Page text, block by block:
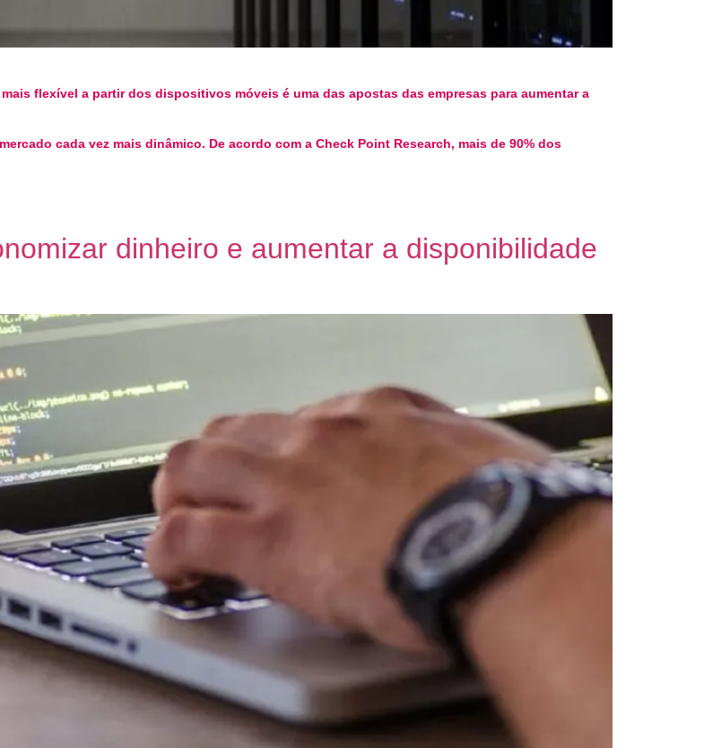
flexível a partir dos dispositivos móveis é uma das apostas das empresas para aumentar a
cada vez mais dinâmico. De acordo com a Check Point Research, mais de 90% dos
dinheiro e aumentar a disponibilidade